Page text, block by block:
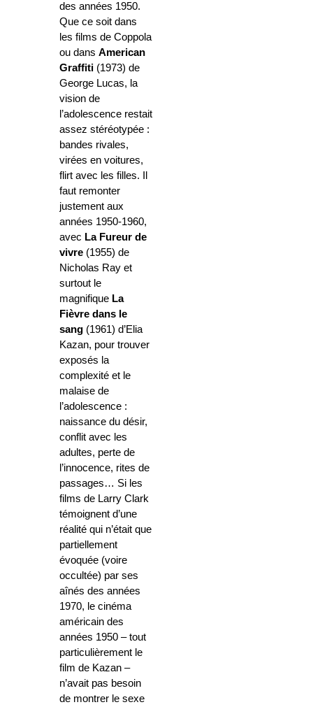
des années 1950.
Que ce soit dans
les films de Coppola
ou dans American
Graffiti (1973) de
George Lucas, la
vision de
l’adolescence restait
assez stéréotypée :
bandes rivales,
virées en voitures,
flirt avec les filles. Il
faut remonter
justement aux
années 1950-1960,
avec La Fureur de
vivre (1955) de
Nicholas Ray et
surtout le
magnifique La
Fièvre dans le
sang (1961) d’Elia
Kazan, pour trouver
exposés la
complexité et le
malaise de
l’adolescence :
naissance du désir,
conflit avec les
adultes, perte de
l’innocence, rites de
passages… Si les
films de Larry Clark
témoignent d’une
réalité qui n’était que
partiellement
évoquée (voire
occultée) par ses
aînés des années
1970, le cinéma
américain des
années 1950 – tout
particulièrement le
film de Kazan –
n’avait pas besoin
de montrer le sexe